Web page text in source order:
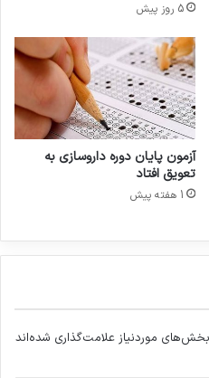
5 روز پیش
آزمون پایان دوره داروسازی به
تعویق افتاد
1 هفته پیش
بخش‌های موردنیاز علامت‌گذاری شده‌اند